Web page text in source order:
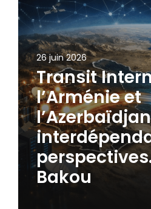
26 juin 2026
Transit
l’Arménie et
Bakou